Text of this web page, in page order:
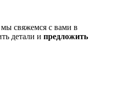
свяжемся с вами в
детали и предложить